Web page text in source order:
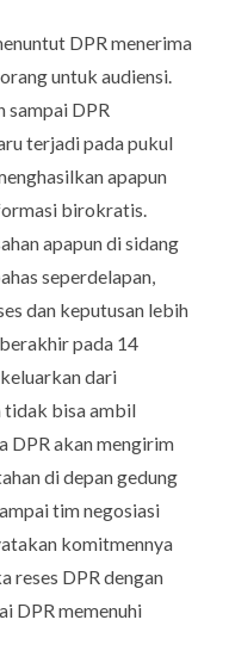
DPR menerima
untuk audiensi.
sampai DPR
terjadi pada pukul
apapun
birokratis.
apapun di sidang
seperdelapan,
dan keputusan lebih
pada 14
dari
tidak bisa ambil
DPR akan mengirim
di depan gedung
tim negosiasi
komitmennya
reses DPR dengan
DPR memenuhi